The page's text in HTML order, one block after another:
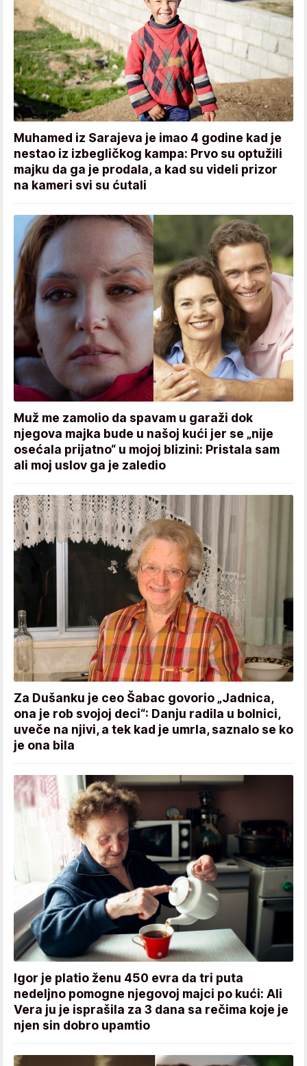
Muhamed iz Sarajeva je imao 4 godine kad je
nestao iz izbegličkog kampa: Prvo su optužili
majku da ga je prodala, a kad su videli prizor
na kameri svi su ćutali
Muž me zamolio da spavam u garaži dok
njegova majka bude u našoj kući jer se „nije
osećala prijatno“ u mojoj blizini: Pristala sam
ali moj uslov ga je zaledio
Za Dušanku je ceo Šabac govorio „Jadnica,
ona je rob svojoj deci“: Danju radila u bolnici,
uveče na njivi, a tek kad je umrla, saznalo se ko
je ona bila
Igor je platio ženu 450 evra da tri puta
nedeljno pomogne njegovoj majci po kući: Ali
Vera ju je isprašila za 3 dana sa rečima koje je
njen sin dobro upamtio